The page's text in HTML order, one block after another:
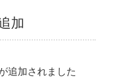
加
追加されました